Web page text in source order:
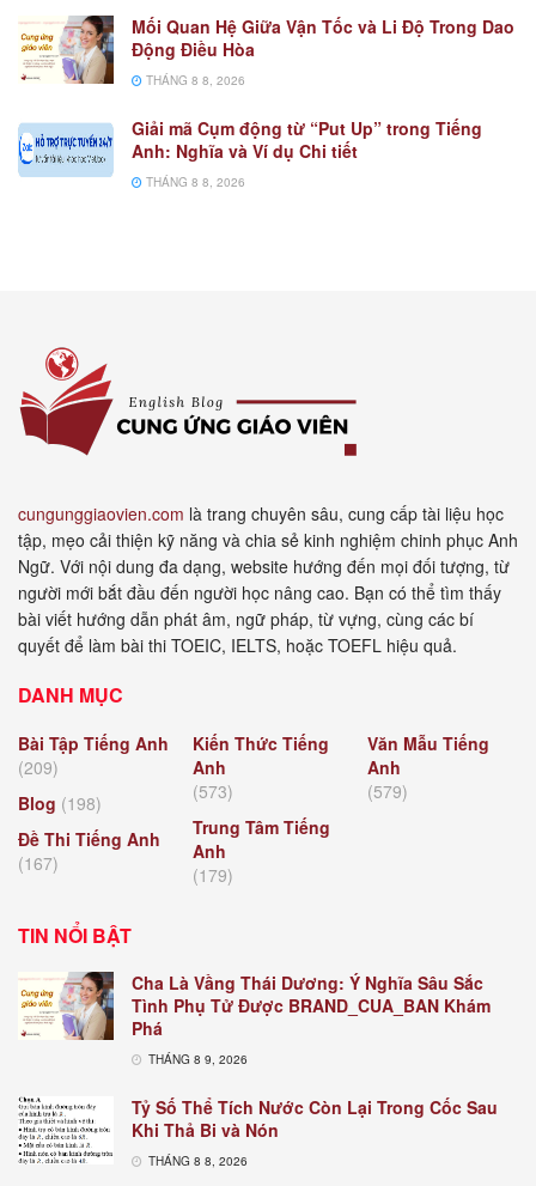
Mối Quan Hệ Giữa Vận Tốc và Li Độ Trong Dao
Động Điều Hòa
THÁNG 8 8, 2026
Giải mã Cụm động từ “Put Up” trong Tiếng
Anh: Nghĩa và Ví dụ Chi tiết
THÁNG 8 8, 2026
cungunggiaovien.com là trang chuyên sâu, cung cấp tài liệu học
tập, mẹo cải thiện kỹ năng và chia sẻ kinh nghiệm chinh phục Anh
Ngữ. Với nội dung đa dạng, website hướng đến mọi đối tượng, từ
người mới bắt đầu đến người học nâng cao. Bạn có thể tìm thấy
bài viết hướng dẫn phát âm, ngữ pháp, từ vựng, cùng các bí
quyết để làm bài thi TOEIC, IELTS, hoặc TOEFL hiệu quả.
DANH MỤC
Bài Tập Tiếng Anh
(209)
Blog (198)
Đề Thi Tiếng Anh
(167)
Kiến Thức Tiếng
Anh
(573)
Trung Tâm Tiếng
Anh
(179)
Văn Mẫu Tiếng
Anh
(579)
TIN NỔI BẬT
Cha Là Vầng Thái Dương: Ý Nghĩa Sâu Sắc
Tình Phụ Tử Được BRAND_CUA_BAN Khám
Phá
THÁNG 8 9, 2026
Tỷ Số Thể Tích Nước Còn Lại Trong Cốc Sau
Khi Thả Bi và Nón
THÁNG 8 8, 2026